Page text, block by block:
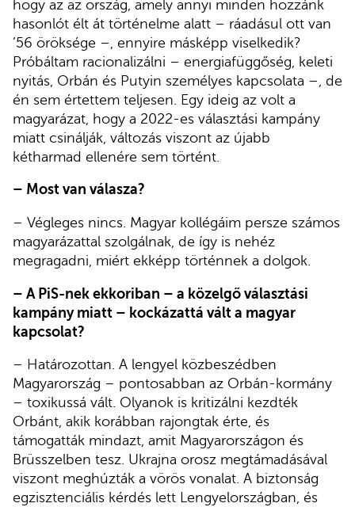
hogy az az ország, amely annyi minden hozzánk
hasonlót élt át történelme alatt – ráadásul ott van
’56 öröksége –, ennyire másképp viselkedik?
Próbáltam racionalizálni – energiafüggőség, keleti
nyitás, Orbán és Putyin személyes kapcsolata –, de
én sem értettem teljesen. Egy ideig az volt a
magyarázat, hogy a 2022-es választási kampány
miatt csinálják, változás viszont az újabb
kétharmad ellenére sem történt.
– Most van válasza?
– Végleges nincs. Magyar kollégáim persze számos
magyarázattal szolgálnak, de így is nehéz
megragadni, miért ekképp történnek a dolgok.
– A PiS-nek ekkoriban – a közelgő választási
kampány miatt – kockázattá vált a magyar
kapcsolat?
– Határozottan. A lengyel közbeszédben
Magyarország – pontosabban az Orbán-kormány
– toxikussá vált. Olyanok is kritizálni kezdték
Orbánt, akik korábban rajongtak érte, és
támogatták mindazt, amit Magyarországon és
Brüsszelben tesz. Ukrajna orosz megtámadásával
viszont meghúzták a vörös vonalat. A biztonság
egzisztenciális kérdés lett Lengyelországban, és